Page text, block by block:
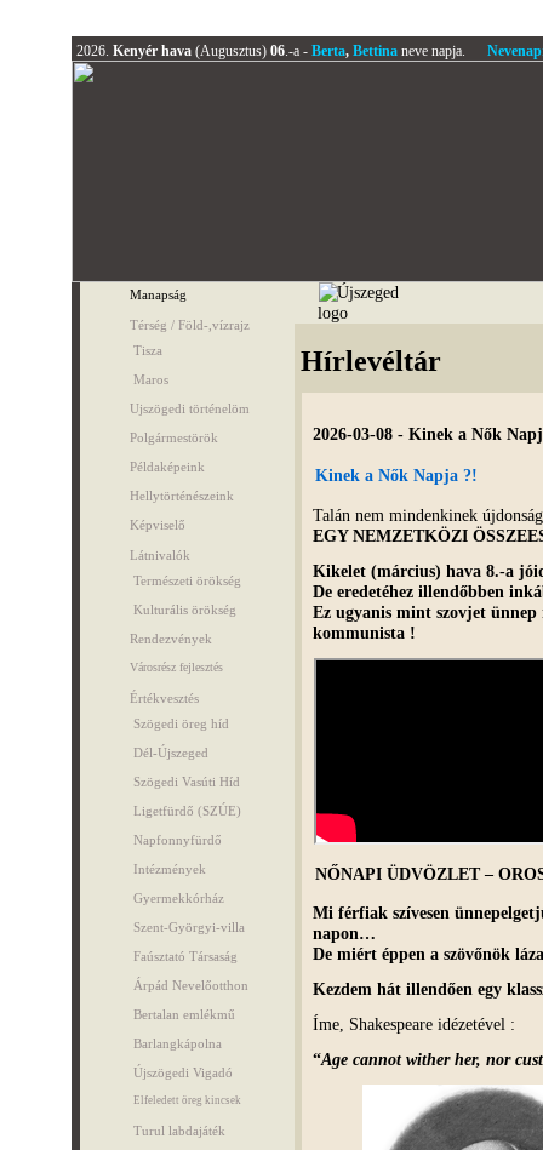
2026. Kenyér hava(Augusztus)06.-a -Berta,Bettina neve napja.
Manapság
Térség / Föld-,vízrajz
Tisza
Maros
Ujszögedi történelöm
Polgármestörök
Példaképeink
Hellytörténészeink
Képviselő
Látnivalók
Természeti örökség
Kulturális örökség
Rendezvények
Városrész fejlesztés
Értékvesztés
Szögedi öreg híd
Dél-Újszeged
Szögedi Vasúti Híd
Ligetfürdő (SZÚE)
Napfonnyfürdő
Intézmények
Gyermekkórház
Szent-Györgyi-villa
Faúsztató Társaság
Árpád Nevelőotthon
Bertalan emlékmű
Barlangkápolna
Újszögedi Vigadó
Elfeledett öreg kincsek
Turul labdajáték
Hírlevéltár
2026-03-08 - Kinek a Nők
Kinek a Nők Napja ?!
Talán nem mindenkinek
EGY NEMZETKÖZI
Kikelet (március) hava 8.-a
De eredetéhez illendőbben
Ez ugyanis mint szovjet
kommunista !
NŐNAPI ÜDVÖZLET –
Mi férfiak szívesen
napon…
De miért éppen a szövőnök
Kezdem hát illendően egy
Íme, Shakespeare idézetével :
“Age cannot wither her, nor